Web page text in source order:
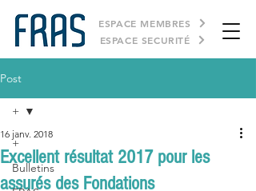
ESPACE SECURITÉ
ESPACE MEMBRES
Post
+
Bulletins
+
Excellent résultat 2017 pour les
assurés des Fondations
16 janv. 2018